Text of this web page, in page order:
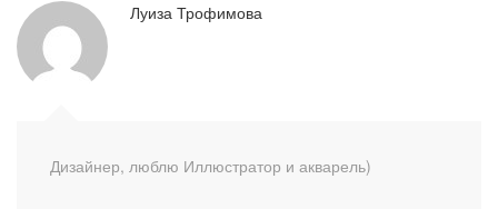
Луиза Трофимова
Дизайнер, люблю Иллюстратор и акварель)